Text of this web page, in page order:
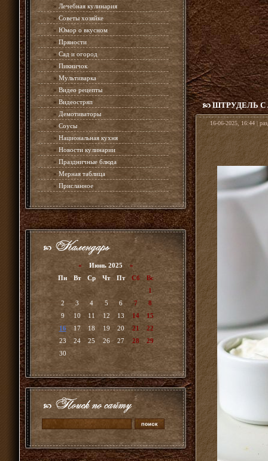
» Лечебная кулинария
» Советы хозяйке
» Юмор о вкусном
» Пряности
» Сад и огород
» Пикничок
» Мультиварка
» Видео рецепты
» Видеостряп
» Демотиваторы
» Соусы
» Национальная кухня
» Новости кулинарии
» Праздничные блюда
» Мерная таблица
» Присланное
« Июнь 2025»
Пн
Вт Ср Чт Пт Сб
Вс
1
2
3 4 5 6 7
8
9
10 11 12 13 14
15
16
17 18 19 20 21
22
23
24 25 26 27 28
29
30
ШТРУДЕЛЬ
16-06-2025, 16:44 |